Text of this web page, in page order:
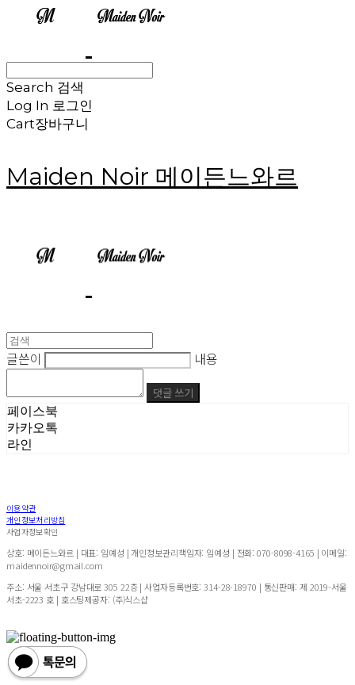
Search 검색
Log In 로그인
Cart장바구니
Maiden Noir 메이든느와르
글쓴이 내용
댓글 쓰기
페이스북
카카오톡
라인
이용약관
개인정보처리방침
사업자정보확인
상호: 메이든느와르 | 대표: 임예성 | 개인정보관리책임자: 임예성 | 전화: 070-8098-4165 | 이메일:
maidennoir@gmail.com
주소: 서울 서초구 강남대로 305 22층 | 사업자등록번호:314-28-18970 | 통신판매: 제 2019-서울
서초-2223 호 | 호스팅제공자: (주)식스샵